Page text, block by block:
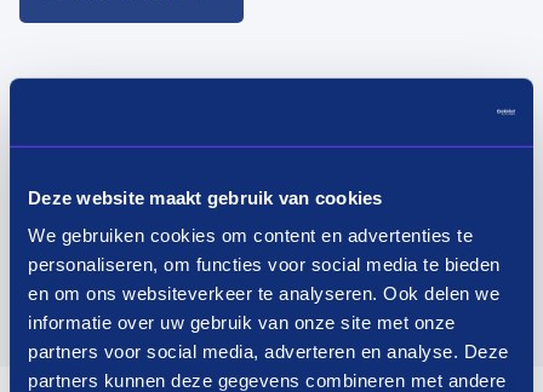
Deze website maakt gebruik van cookies
We gebruiken cookies om content en advertenties te
personaliseren, om functies voor social media te bieden
en om ons websiteverkeer te analyseren. Ook delen we
informatie over uw gebruik van onze site met onze
partners voor social media, adverteren en analyse. Deze
partners kunnen deze gegevens combineren met andere